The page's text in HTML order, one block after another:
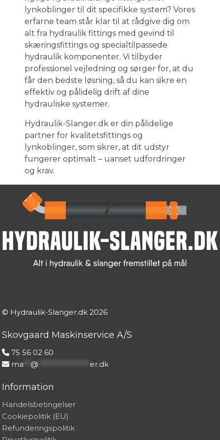
lynkoblinger til dit specifikke system? Vores
erfarne team står klar til at rådgive dig om
alt fra hydraulik fittings med gevind til
skæringsfittings og specialtilpassede
hydraulik komponenter. Vi tilbyder
professionel vejledning og sørger for, at du
får den bedste løsning, så du kan sikre en
effektiv og pålidelig drift af dine
hydrauliske systemer.
Hydraulik-Slanger.dk er din pålidelige
partner for kvalitetsfittings og
lynkoblinger, som sikrer, at dit udstyr
fungerer optimalt – uanset udfordringer
og krav.
© Hydraulik-Slanger.dk2026
Skovgaard Maskinservice A/S
75 56 02 60
ma
@ er.dk
Information
Handelsbetingelser
Cookiepolitik (EU)
Refunderingspolitik